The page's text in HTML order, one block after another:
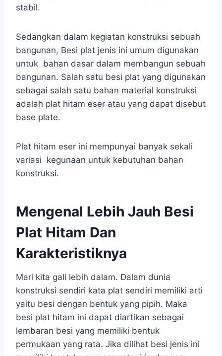
stabil.
Sedangkan dalam kegiatan konstruksi sebuah
bangunan, Besi plat jenis ini umum digunakan
untuk bahan dasar dalam membangun sebuah
bangunan. Salah satu besi plat yang digunakan
sebagai salah satu bahan material konstruksi
adalah plat hitam eser atau yang dapat disebut
base plate.
Plat hitam eser ini mempunyai banyak sekali
variasi kegunaan untuk kebutuhan bahan
konstruksi.
Mengenal Lebih Jauh Besi
Plat Hitam Dan
Karakteristiknya
Mari kita gali lebih dalam. Dalam dunia
konstruksi sendiri kata plat sendiri memiliki arti
yaitu besi dengan bentuk yang pipih. Maka
besi plat hitam ini dapat diartikan sebagai
lembaran besi yang memiliki bentuk
permukaan yang rata. Jika dilihat besi jenis ini